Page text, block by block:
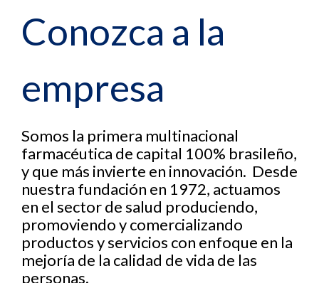
Conozca a la
empresa
Somos la primera multinacional
farmacéutica de capital 100% brasileño,
y que más invierte en innovación. Desde
nuestra fundación en 1972, actuamos
en el sector de salud produciendo,
promoviendo y comercializando
productos y servicios con enfoque en la
mejoría de la calidad de vida de las
personas.